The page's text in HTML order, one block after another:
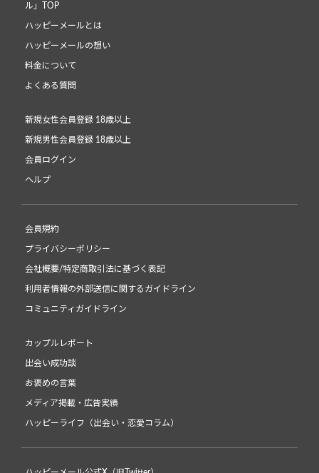
ル」TOP
ハッピーメールとは
ハッピーメールの想い
料金について
よくある質問
新規女性会員登録 18歳以上
新規男性会員登録 18歳以上
会員ログイン
ヘルプ
会員規約
プライバシーポリシー
会社概要/特定商取引法に基づく表記
利用者情報の外部送信に関するガイドライン
コミュニティガイドライン
カップルレポート
出会い成功談
お褒めの言葉
メディア掲載・広告実績
ハッピーライフ（出会い・恋愛コラム）